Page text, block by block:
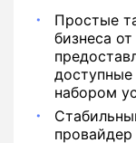
Простые
бизнеса
набором